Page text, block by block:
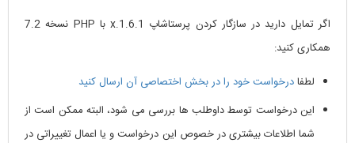
اگر تمایل دارید در سازگار کردن پرستاشاپ 1.6.1.x با PHP نسخه 7.2
همکاری کنید:
لطفادرخواست خود را در بخش اختصاصی آن ارسال کنید
این درخواست توسط داوطلب ها بررسی می شود، البته ممکن است از
شما اطلاعات بیشتری در خصوص این درخواست و یا اعمال تغییراتی در